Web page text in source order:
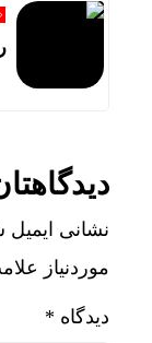
نشانی
موردنیاز
دیدگاه *